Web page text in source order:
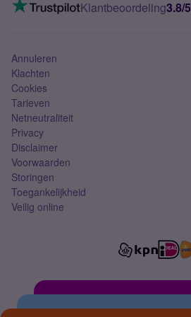
Mobiel abonnement
Klantbeoordeling3.8/5
Annuleren
Klachten
Cookies
Tarieven
Netneutraliteit
Privacy
Disclaimer
Voorwaarden
Storingen
Toegankelijkheid
Veilig online